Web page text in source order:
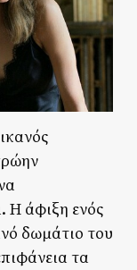
Η άφιξη ενός
δωμάτιο του
τα